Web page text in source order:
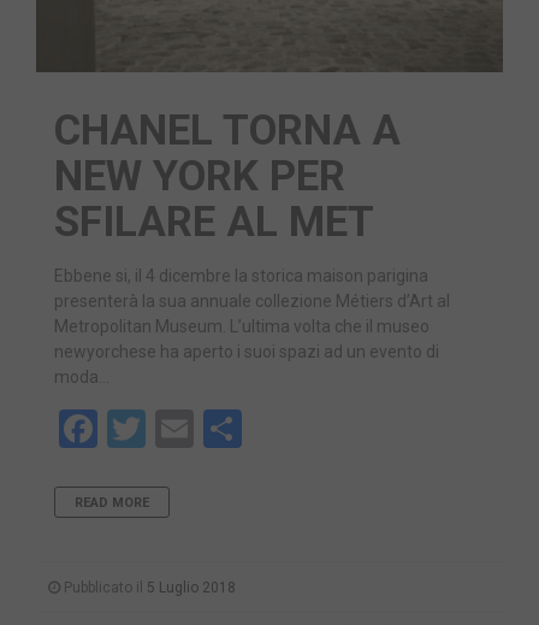
CHANEL TORNA A
NEW YORK PER
SFILARE AL MET
Ebbene si, il 4 dicembre la storica maison parigina
presenterà la sua annuale collezione Métiers d’Art al
Metropolitan Museum. L’ultima volta che il museo
newyorchese ha aperto i suoi spazi ad un evento di
moda…
Facebook
Twitter
Email
READ MORE
Pubblicato il 5 Luglio 2018